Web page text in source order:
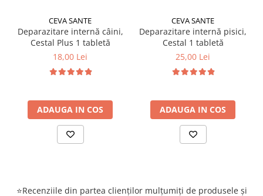
CEVA SANTE
Deparazitare internă câini,
Cestal Plus 1 tabletă
18,00 Lei
ADAUGA IN COS
CEVA SANTE
Deparazitare internă pisici,
Cestal 1 tabletă
25,00 Lei
ADAUGA IN COS
⭐Recenziile din partea clienților mulțumiți de produsele și